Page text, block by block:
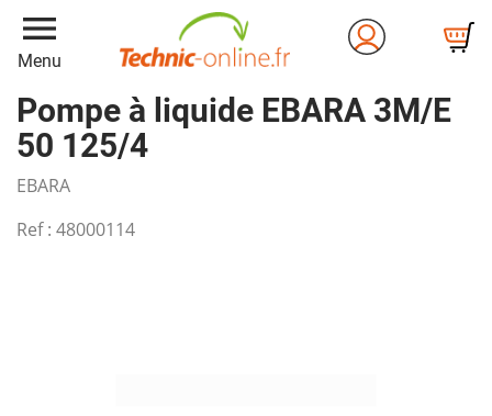
menu
Menu
Pompe à liquide EBARA 3M/E
50 125/4
EBARA
Ref : 48000114